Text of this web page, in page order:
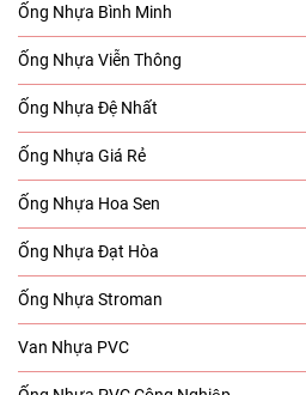
Ống Nhựa Bình Minh
Ống Nhựa Viễn Thông
Ống Nhựa Đệ Nhất
Ống Nhựa Giá Rẻ
Ống Nhựa Hoa Sen
Ống Nhựa Đạt Hòa
Ống Nhựa Stroman
Van Nhựa PVC